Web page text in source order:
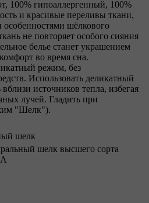
100% гипоаллергенный, 100%
и красивые переливы ткани,
шёлкового
не повторяет особого сияния
белье станет украшением
во время сна.
режим, без
Использовать деликатный
источников тепла, избегая
лучей. Гладить при
"Шелк").
шелк
шелк высшего сорта